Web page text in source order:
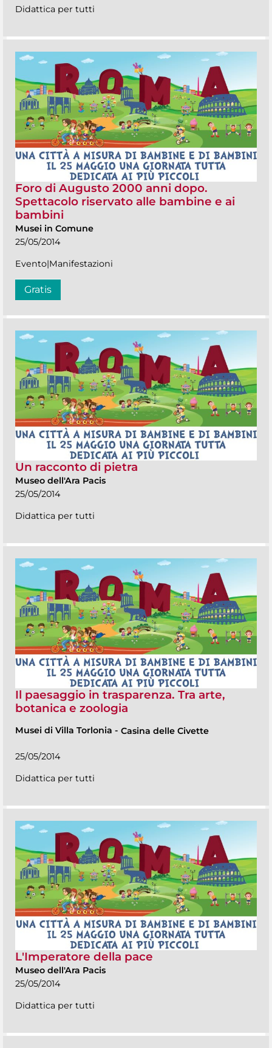
Didattica per tutti
Foro di Augusto 2000 anni dopo.
Spettacolo riservato alle bambine e ai
bambini
Musei in Comune
25/05/2014
Evento|Manifestazioni
Gratis
Un racconto di pietra
Museo dell'Ara Pacis
25/05/2014
Didattica per tutti
Il paesaggio in trasparenza. Tra arte,
botanica e zoologia
Musei di Villa Torlonia - Casina delle Civette
25/05/2014
Didattica per tutti
L'Imperatore della pace
Museo dell'Ara Pacis
25/05/2014
Didattica per tutti